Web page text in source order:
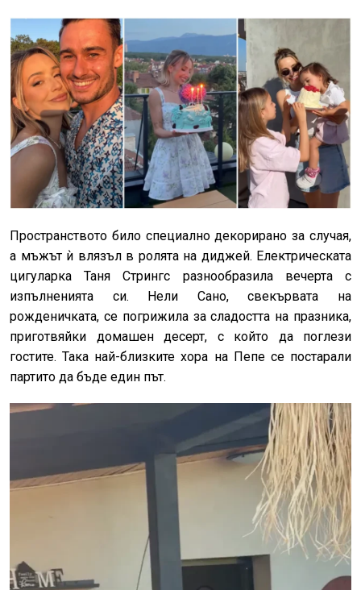
Пространството било специално декорирано за случая,
а мъжът ѝ влязъл в ролята на диджей. Електрическата
цигуларка Таня Стрингс разнообразила вечерта с
изпълненията си. Нели Сано, свекървата на
рожденичката, се погрижила за сладостта на празника,
приготвяйки домашен десерт, с който да поглези
гостите. Така най-близките хора на Пепе се постарали
партито да бъде един път.